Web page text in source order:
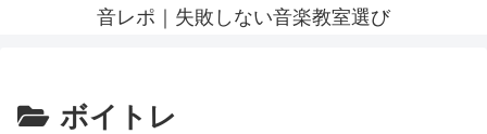
音レポ｜失敗しない音楽教室選び
ボイトレ